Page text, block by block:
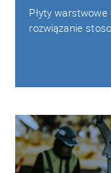
Płyty
rozwiązanie
przemysłowym,